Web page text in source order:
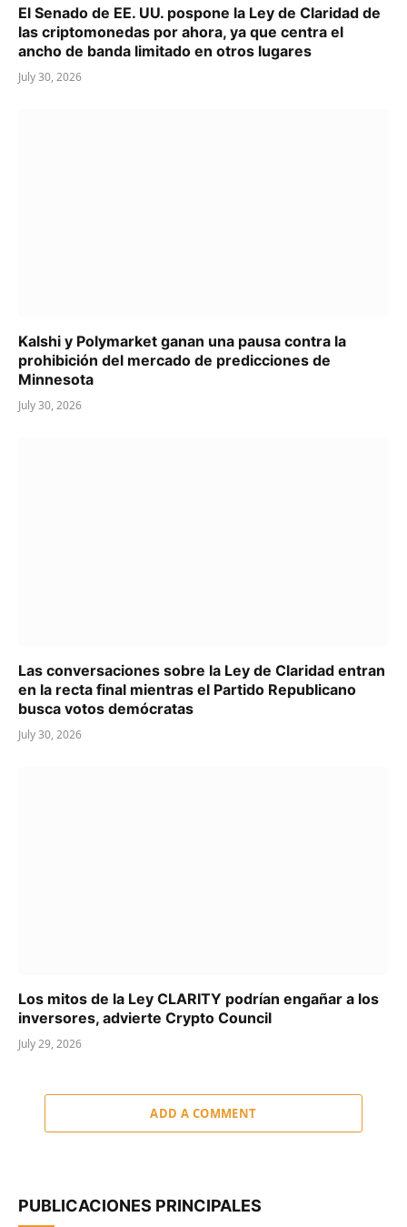
El Senado de EE. UU. pospone la Ley de Claridad de
las criptomonedas por ahora, ya que centra el
ancho de banda limitado en otros lugares
July 30, 2026
Kalshi y Polymarket ganan una pausa contra la
prohibición del mercado de predicciones de
Minnesota
July 30, 2026
Las conversaciones sobre la Ley de Claridad entran
en la recta final mientras el Partido Republicano
busca votos demócratas
July 30, 2026
Los mitos de la Ley CLARITY podrían engañar a los
inversores, advierte Crypto Council
July 29, 2026
ADD A COMMENT
PUBLICACIONES PRINCIPALES